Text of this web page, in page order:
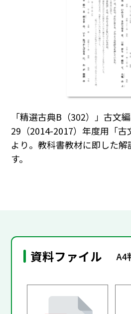
「精選古典B（302）」古文
29（2014-2017）年度用「古
より。教科書教材に即した
す。
資料ファイル A4